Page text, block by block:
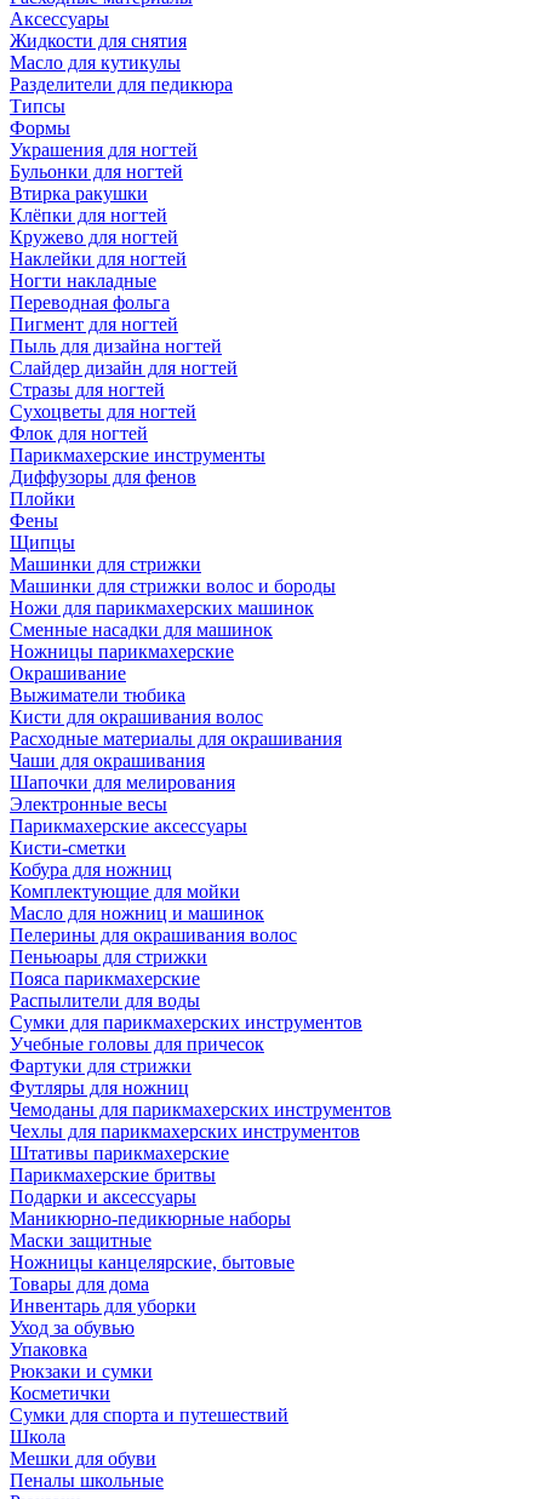
Аксессуары
Жидкости для снятия
Масло для кутикулы
Разделители для педикюра
Типсы
Формы
Украшения для ногтей
Бульонки для ногтей
Втирка ракушки
Клёпки для ногтей
Кружево для ногтей
Наклейки для ногтей
Ногти накладные
Переводная фольга
Пигмент для ногтей
Пыль для дизайна ногтей
Слайдер дизайн для ногтей
Стразы для ногтей
Сухоцветы для ногтей
Флок для ногтей
Парикмахерские инструменты
Диффузоры для фенов
Плойки
Фены
Щипцы
Машинки для стрижки
Машинки для стрижки волос и бороды
Ножи для парикмахерских машинок
Сменные насадки для машинок
Ножницы парикмахерские
Окрашивание
Выжиматели тюбика
Кисти для окрашивания волос
Расходные материалы для окрашивания
Чаши для окрашивания
Шапочки для мелирования
Электронные весы
Парикмахерские аксессуары
Кисти-сметки
Кобура для ножниц
Комплектующие для мойки
Масло для ножниц и машинок
Пелерины для окрашивания волос
Пеньюары для стрижки
Пояса парикмахерские
Распылители для воды
Сумки для парикмахерских инструментов
Учебные головы для причесок
Фартуки для стрижки
Футляры для ножниц
Чемоданы для парикмахерских инструментов
Чехлы для парикмахерских инструментов
Штативы парикмахерские
Парикмахерские бритвы
Подарки и аксессуары
Маникюрно-педикюрные наборы
Маски защитные
Ножницы канцелярские, бытовые
Товары для дома
Инвентарь для уборки
Уход за обувью
Упаковка
Рюкзаки и сумки
Косметички
Сумки для спорта и путешествий
Школа
Мешки для обуви
Пеналы школьные